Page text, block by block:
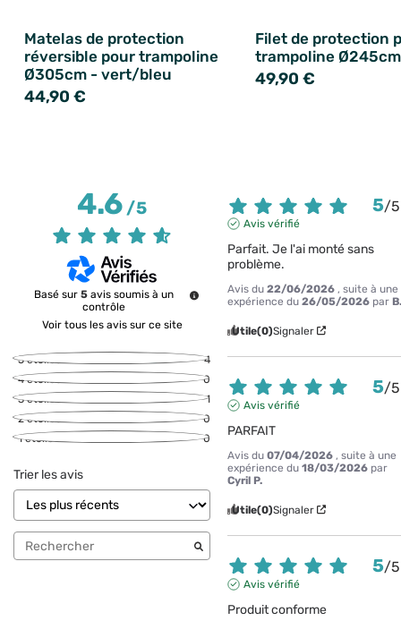
Matelas de protection
réversible pour trampoline
Ø305cm - vert/bleu
44,90 €
Filet de protection
trampoline Ø245cm
49,90 €
4.6/5
Basé sur 5 avis soumis à un
contrôle
Voir tous les avis sur ce site
5étoiles
4
4étoiles
0
3étoiles
1
2étoiles
0
1étoile 0
Trier les avis
5/5
Avis vérifié
Parfait. Je l'ai monté sans
problème.
Avis du22/06/2026 , suite à une
expérience du26/05/2026 par
Utile(0)Signaler
5/5
Avis vérifié
PARFAIT
Avis du07/04/2026 , suite à une
expérience du18/03/2026 par
Cyril P.
Utile(0)Signaler
5/5
Avis vérifié
Produit conforme